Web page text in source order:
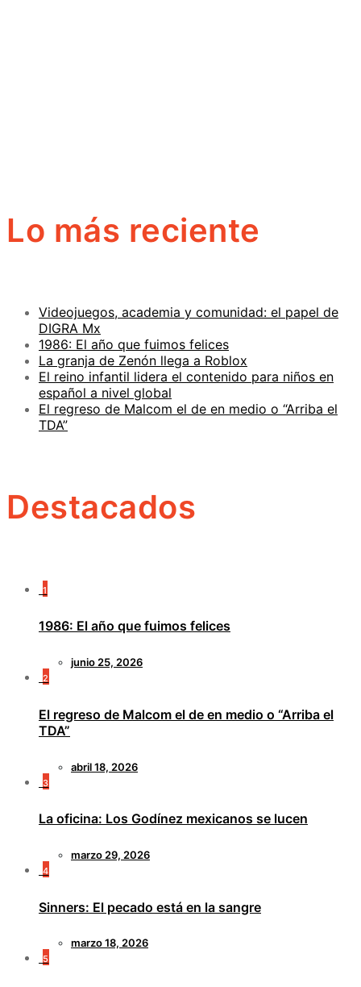
Lo más reciente
Videojuegos, academia y comunidad: el papel de
DIGRA Mx
1986: El año que fuimos felices
La granja de Zenón llega a Roblox
El reino infantil lidera el contenido para niños en
español a nivel global
El regreso de Malcom el de en medio o “Arriba el
TDA”
Destacados
1
1986: El año que fuimos felices
junio 25, 2026
2
El regreso de Malcom el de en medio o “Arriba el
TDA”
abril 18, 2026
3
La oficina: Los Godínez mexicanos se lucen
marzo 29, 2026
4
Sinners: El pecado está en la sangre
marzo 18, 2026
5